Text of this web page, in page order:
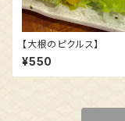
【大根のピクルス】
¥550